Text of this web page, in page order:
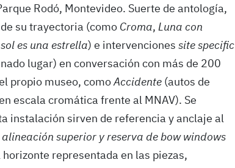
Rodó, Montevideo. Suerte de antología,
su trayectoria (como Croma, Luna con
es una estrella) e intervenciones site specific
lugar) en conversación con más de 200
propio museo, comoAccidente (autos de
escala cromática frente al MNAV). Se
instalación sirven de referencia y anclaje al
superior y reserva de bow windows
representada en las piezas,